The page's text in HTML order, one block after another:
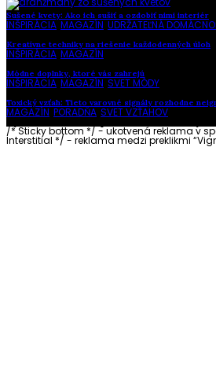
Sušené kvety: Ako ich sušiť a ozdobiť nimi interiér
INŠPIRÁCIA MAGAZÍN UDRŽATEĽNÁ
Kreatívne techniky na riešenie každodenných úloh
INŠPIRÁCIA MAGAZÍN
Módne doplnky, ktoré vás zahrejú
INŠPIRÁCIA MAGAZÍN SVET MÓDY
Toxický vzťah: Tieto varovné signály rozhodne
MAGAZÍN PORADŇA SVET VZŤAHOV
/* Sticky bottom */ - ukotvená reklama v
Interstitial */ - reklama medzi preklikmi